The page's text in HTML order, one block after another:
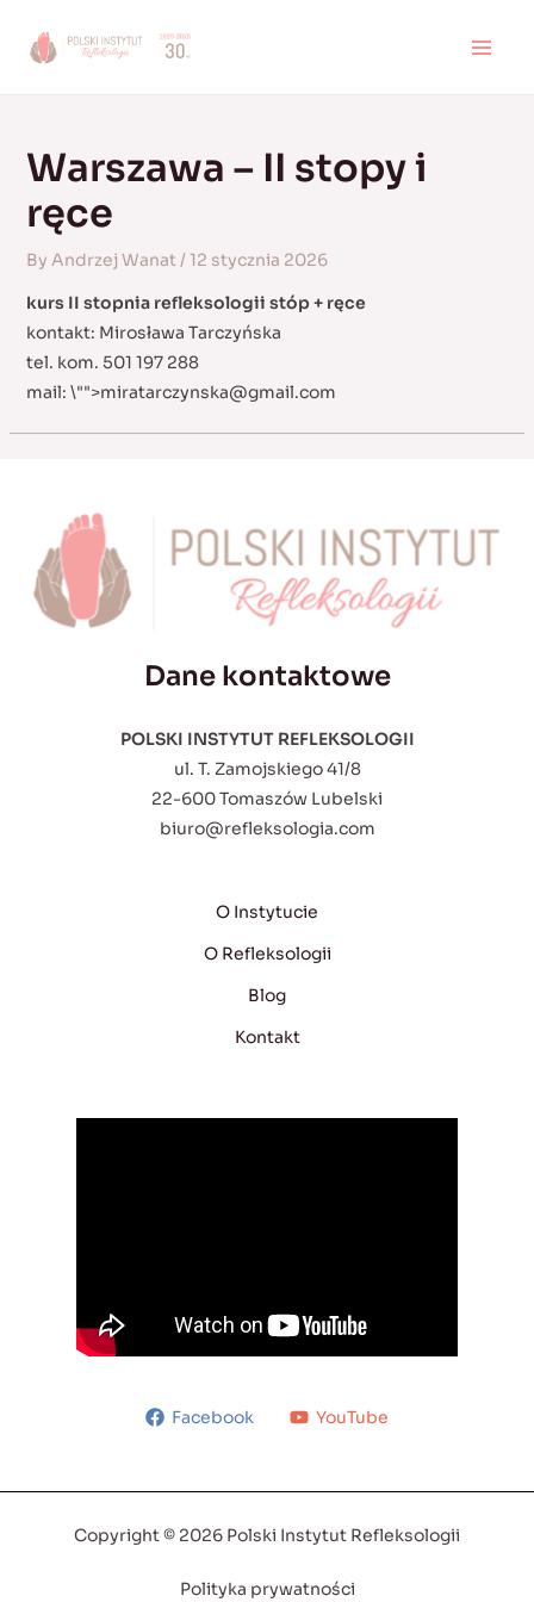
Warszawa – II stopy i
ręce
By Andrzej Wanat/12 stycznia 2026
kurs II stopnia refleksologii stóp + ręce
kontakt: Mirosława Tarczyńska
tel. kom. 501 197 288
mail: \"">miratarczynska@gmail.com
Dane kontaktowe
POLSKI INSTYTUT REFLEKSOLOGII
ul. T. Zamojskiego 41/8
22-600 Tomaszów Lubelski
biuro@refleksologia.com
O Instytucie
O Refleksologii
Blog
Kontakt
Facebook YouTube
Copyright © 2026 Polski Instytut Refleksologii
Polityka prywatności